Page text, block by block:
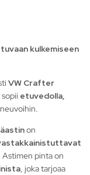
kulkemiseen
VW Crafter
etuvedolla,
on
Astimen pinta on
, joka tarjoaa